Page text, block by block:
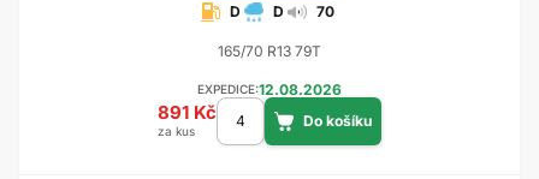
D
D 70
165/70 R13 79T
EXPEDICE:12.08.2026
891 Kč
za kus